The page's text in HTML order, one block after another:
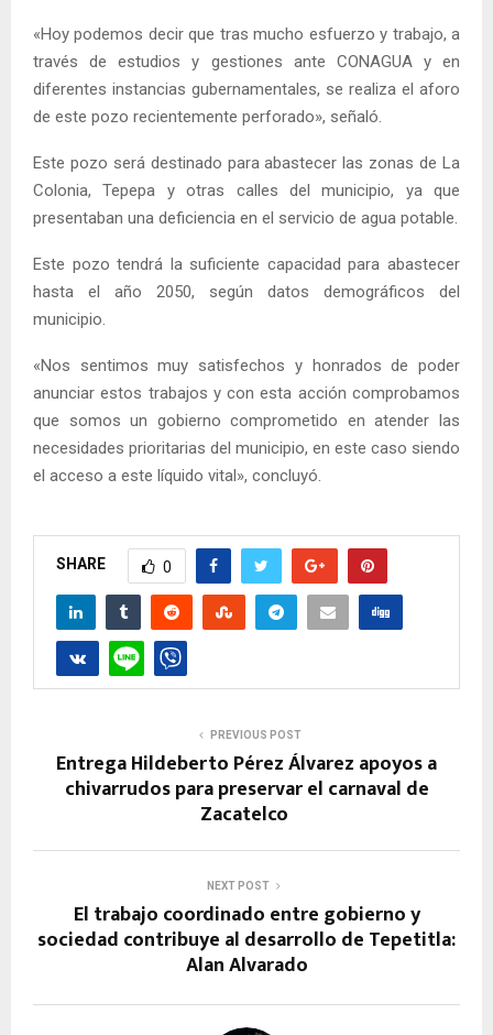
«Hoy podemos decir que tras mucho esfuerzo y trabajo, a
través de estudios y gestiones ante CONAGUA y en
diferentes instancias gubernamentales, se realiza el aforo
de este pozo recientemente perforado», señaló.
Este pozo será destinado para abastecer las zonas de La
Colonia, Tepepa y otras calles del municipio, ya que
presentaban una deficiencia en el servicio de agua potable.
Este pozo tendrá la suficiente capacidad para abastecer
hasta el año 2050, según datos demográficos del
municipio.
«Nos sentimos muy satisfechos y honrados de poder
anunciar estos trabajos y con esta acción comprobamos
que somos un gobierno comprometido en atender las
necesidades prioritarias del municipio, en este caso siendo
el acceso a este líquido vital», concluyó.
SHARE 0
PREVIOUS POST
Entrega Hildeberto Pérez Álvarez apoyos a
chivarrudos para preservar el carnaval de
Zacatelco
NEXT POST
El trabajo coordinado entre gobierno y
sociedad contribuye al desarrollo de Tepetitla:
Alan Alvarado